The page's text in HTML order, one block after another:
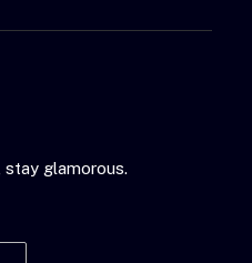
stay glamorous.